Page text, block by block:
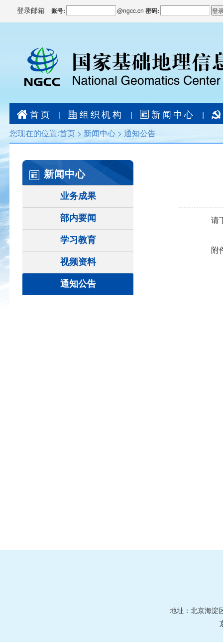
登录邮箱 账号: @ngcc.cn 密码:
首页 | 组织机构 | 新闻中心
|
您现在的位置:首页 > 新闻中心 > 通知公告
新闻中心
业务成果
部内要闻
学习教育
视频资料
通知公告
请下
附
地址：北京海